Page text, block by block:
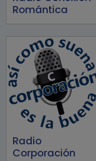
Romántica
Radio
Corporación